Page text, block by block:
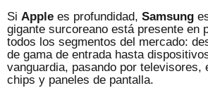
Si Apple es profundidad, Samsung
gigante surcoreano está presente en
todos los segmentos del mercado:
de gama de entrada hasta
vanguardia, pasando por televisores,
chips y paneles de pantalla.